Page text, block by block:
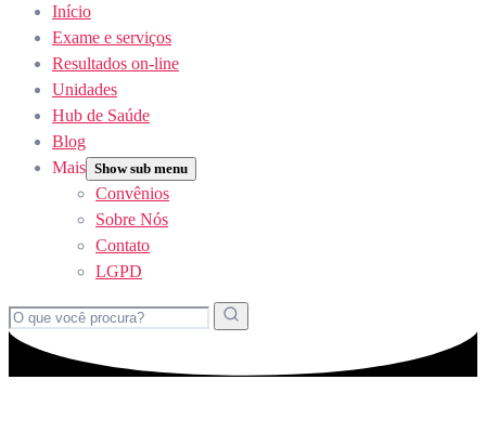
Início
Exame e serviços
Resultados on-line
Unidades
Hub de Saúde
Blog
Mais Show sub menu
Convênios
Sobre Nós
Contato
LGPD